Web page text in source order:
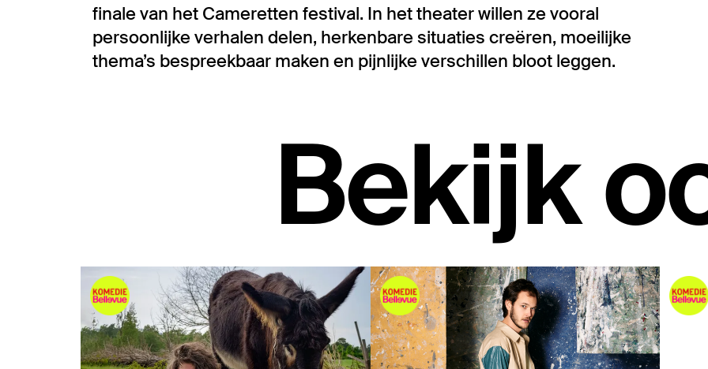
finale van het Cameretten festival. In het theater willen ze vooral
persoonlijke verhalen delen, herkenbare situaties creëren, moeilijke
thema’s bespreekbaar maken en pijnlijke verschillen bloot leggen.
Bekijk